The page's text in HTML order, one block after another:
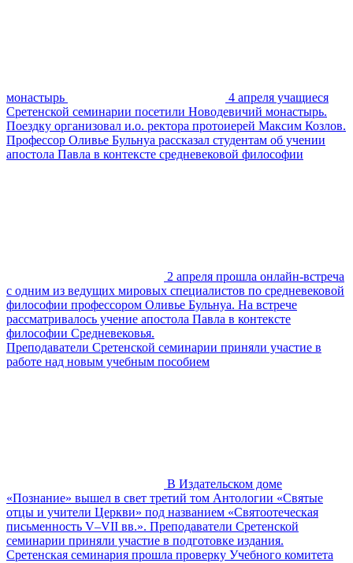
монастырь
4 апреля учащиеся
Сретенской семинарии посетили Новодевичий монастырь.
Поездку организовал и.о. ректора протоиерей Максим Козлов.
Профессор Оливье Бульнуа рассказал студентам об учении
апостола Павла в контексте средневековой философии
2 апреля прошла онлайн-встреча
с одним из ведущих мировых специалистов по средневековой
философии профессором Оливье Бульнуа. На встрече
рассматривалось учение апостола Павла в контексте
философии Средневековья.
Преподаватели Сретенской семинарии приняли участие в
работе над новым учебным пособием
В Издательском доме
«Познание» вышел в свет третий том Антологии «Святые
отцы и учители Церкви» под названием «Святоотеческая
письменность V–VII вв.». Преподаватели Сретенской
семинарии приняли участие в подготовке издания.
Сретенская семинария прошла проверку Учебного комитета